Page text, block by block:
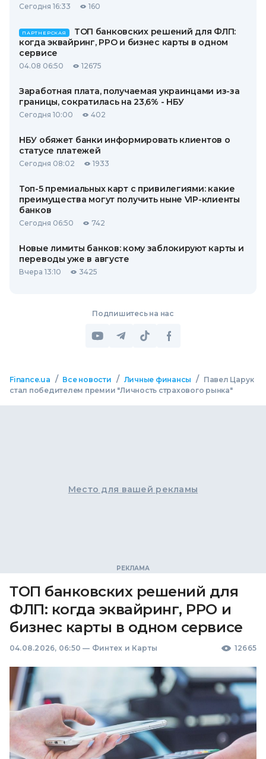
Сегодня 16:33 160
ПАРТНЕРСКАЯ
ТОП банковских решений для ФЛП:
когда эквайринг, РРО и бизнес карты в одном
сервисе
04.08 06:50 12675
Заработная плата, получаемая украинцами из-за
границы, сократилась на 23,6% - НБУ
Сегодня 10:00 402
НБУ обяжет банки информировать клиентов о
статусе платежей
Сегодня 08:02 1933
Топ-5 премиальных карт с привилегиями: какие
преимущества могут получить ныне VIP-клиенты
банков
Сегодня 06:50 742
Новые лимиты банков: кому заблокируют карты и
переводы уже в августе
Вчера 13:10 3425
Подпишитесь на нас
Finance.ua / Все новости / Личные финансы /
Павел Царук
стал победителем премии "Личность страхового рынка"
Место для вашей рекламы
ТОП банковских решений для
ФЛП: когда эквайринг, РРО и
бизнес карты в одном сервисе
04.08.2026, 06:50 — Финтех и Карты 12665